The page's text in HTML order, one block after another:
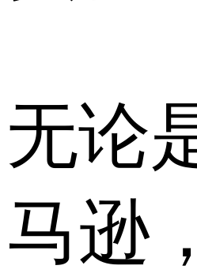
无论
马逊